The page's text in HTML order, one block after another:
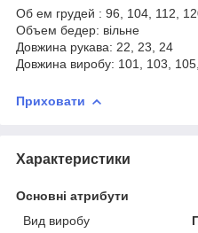
Об ем грудей : 96, 104, 112,
Объем бедер: вільне
Довжина рукава: 22, 23, 24
Довжина виробу: 101, 103,
Приховати
Характеристики
Основні атрибути
Вид виробу